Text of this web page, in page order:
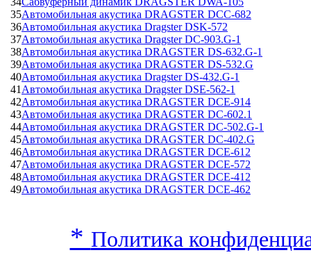
35Автомобильная акустика DRAGSTER DCC-682
36Автомобильная акустика Dragster DSK-572
37Автомобильная акустика Dragster DC-903.G-1
38Автомобильная акустика DRAGSTER DS-632.G-1
39Автомобильная акустика DRAGSTER DS-532.G
40Автомобильная акустика Dragster DS-432.G-1
41 Автомобильная акустика Dragster DSE-562-1
42Автомобильная акустика DRAGSTER DCE-914
43Автомобильная акустика DRAGSTER DC-602.1
44Автомобильная акустика DRAGSTER DC-502.G-1
45Автомобильная акустика DRAGSTER DC-402.G
46Автомобильная акустика DRAGSTER DCE-612
47Автомобильная акустика DRAGSTER DCE-572
48Автомобильная акустика DRAGSTER DCE-412
49Автомобильная акустика DRAGSTER DCE-462
* Политика